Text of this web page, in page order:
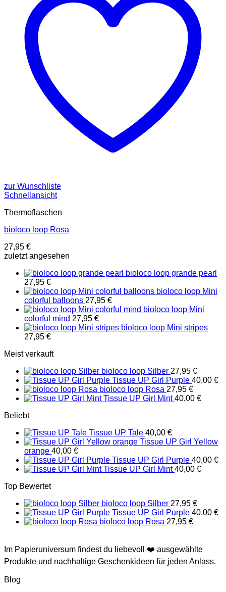
zur Wunschliste
Schnellansicht
Thermoflaschen
bioloco loop Rosa
27,95 €
zuletzt angesehen
bioloco loop grande pearl
27,95 €
bioloco loop Mini
colorful balloons 27,95 €
bioloco loop Mini
colorful mind 27,95 €
bioloco loop Mini stripes
27,95 €
Meist verkauft
bioloco loop Silber 27,95 €
Tissue UP Girl Purple 40,00 €
bioloco loop Rosa 27,95 €
Tissue UP Girl Mint 40,00 €
Beliebt
Tissue UP Tale 40,00 €
Tissue UP Girl Yellow
orange 40,00 €
Tissue UP Girl Purple 40,00 €
Tissue UP Girl Mint 40,00 €
Top Bewertet
bioloco loop Silber 27,95 €
Tissue UP Girl Purple 40,00 €
bioloco loop Rosa 27,95 €
Im Papieruniversum findest du liebevoll ❤️ ausgewählte
Produkte und nachhaltige Geschenkideen für jeden Anlass.
Blog